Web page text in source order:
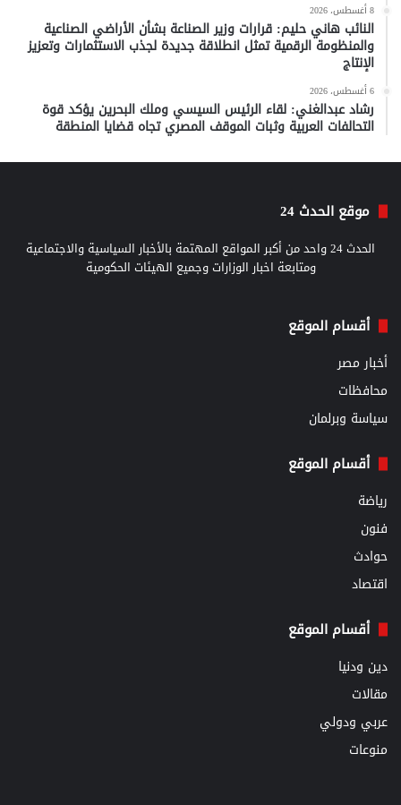
8 أغسطس، 2026
النائب هاني حليم: قرارات وزير الصناعة بشأن الأراضي الصناعية
والمنظومة الرقمية تمثل انطلاقة جديدة لجذب الاستثمارات وتعزيز
الإنتاج
6 أغسطس، 2026
رشاد عبدالغني: لقاء الرئيس السيسي وملك البحرين يؤكد قوة
التحالفات العربية وثبات الموقف المصري تجاه قضايا المنطقة
موقع الحدث 24
الحدث 24 واحد من أكبر المواقع المهتمة بالأخبار السياسية والاجتماعية
ومتابعة اخبار الوزارات وجميع الهيئات الحكومية
أقسام الموقع
أخبار مصر
محافظات
سياسة وبرلمان
أقسام الموقع
رياضة
فنون
حوادث
اقتصاد
أقسام الموقع
دين ودنيا
مقالات
عربي ودولي
منوعات